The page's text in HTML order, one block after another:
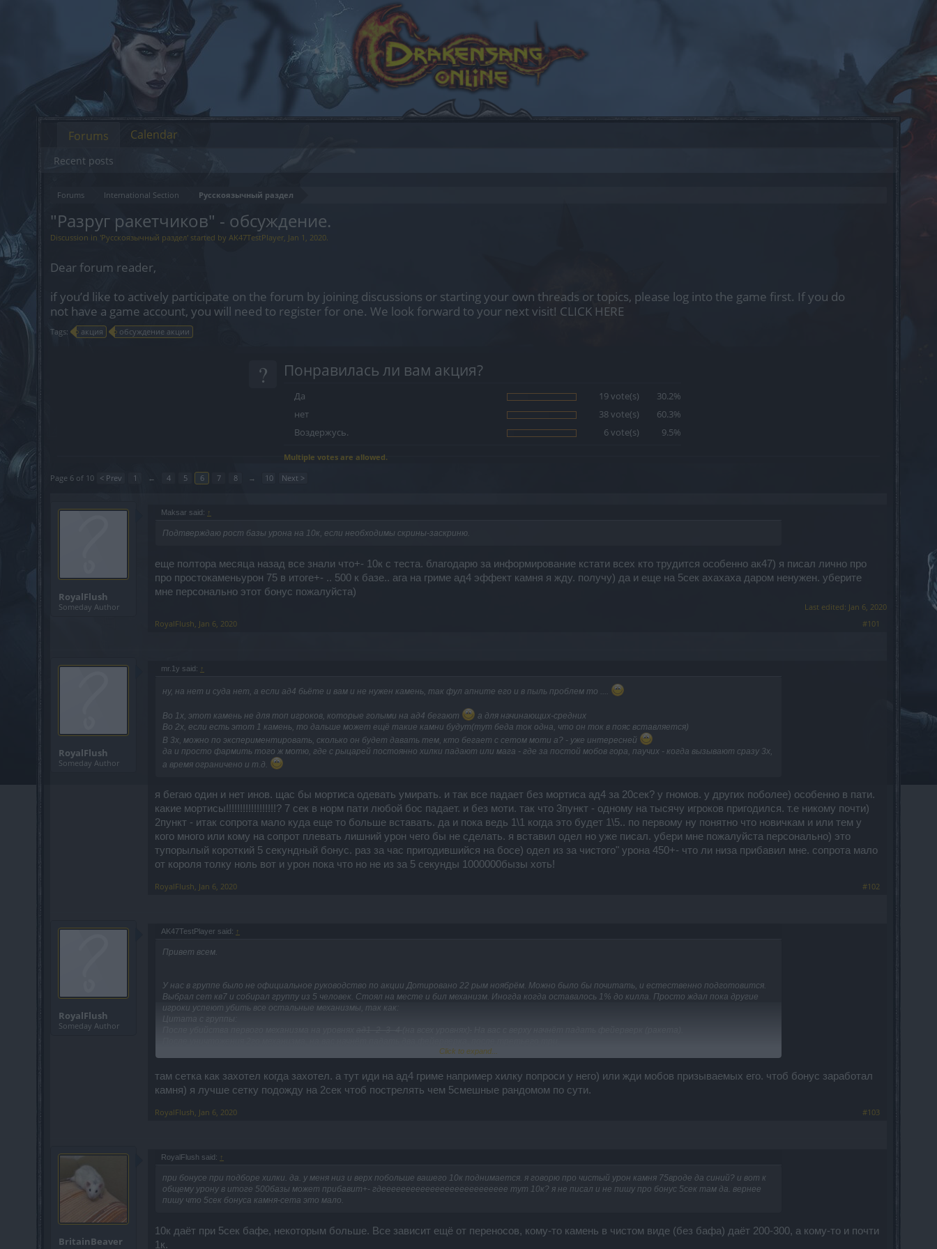
Forums International Section Русскоязычный раздел
"Разруг ракетчиков" - обсуждение.
Discussion in 'Русскоязычный раздел' started by AK47TestPlayer, Jan 1, 2020.
Dear forum reader,
if you’d like to actively participate on the forum by joining discussions or starting your own threads or topics, please log into the game first. If you do
not have a game account, you will need to register for one. We look forward to your next visit! CLICK HERE
Tags: акция обсуждение акции
? Понравилась ли вам акция?
Да 19 vote(s)
30.2%
нет
38 vote(s)
60.3%
Воздержусь.
6 vote(s) 9.5%
Multiple votes are allowed.
Page 6 of 10 < Prev 1 ← 4 5 6 7 8 → 10 Next >
RoyalFlush
Someday Author
Maksar said: ↑
Подтверждаю рост базы урона на 10к, если необходимы скрины-заскриню.
еще полтора месяца назад все знали что+- 10к с теста. благодарю за информирование кстати всех кто трудится особенно ак47) я писал лично про
про простокаменьурон 75 в итоге+- .. 500 к базе.. ага на гриме ад4 эффект камня я жду. получу) да и еще на 5сек ахахаха даром ненужен. уберите
мне персонально этот бонус пожалуйста)
Last edited: Jan 6, 2020
RoyalFlush Jan 6, 2020 #101
RoyalFlush
Someday Author
mr.1y said: ↑
ну, на нет и суда нет, а если ад4 бьёте и вам и не нужен камень, так фул апните его и в пыль проблем то ....
Во 1х, этот камень не для топ игроков, которые голыми на ад4 бегают
а для начинающих-средних
Во 2х, если есть этот 1 камень, то дальше может ещё такие камни будут(тут беда ток одна, что он ток в пояс вставляется)
В 3х, можно по экспериментировать, сколько он будет давать тем, кто бегает с сетом моти а? - уже интересней
да и просто фармить того ж мотю, где с рыцарей постоянно хилки падают или мага - где за постой мобов гора, паучих - когда вызывают сразу 3х,
а время ограничено и т.д.
я бегаю один и нет инов. щас бы мортиса одевать умирать. и так все падает без мортиса ад4 за 20сек? у гномов. у других поболее) особенно в пати.
какие мортисы!!!!!!!!!!!!!!!!!!? 7 сек в норм пати любой бос падает. и без моти. так что 3пункт - одному на тысячу игроков пригодился. т.е никому почти)
2пункт - итак сопрота мало куда еще то больше вставать. да и пока ведь 1\1 когда это будет 1\5.. по первому ну понятно что новичкам и или тем у
кого много или кому на сопрот плевать лишний урон чего бы не сделать. я вставил одел но уже писал. убери мне пожалуйста персонально) это
тупорылый короткий 5 секундный бонус. раз за час пригодившийся на босе) одел из за чистого" урона 450+- что ли низа прибавил мне. сопрота мало
от короля толку ноль вот и урон пока что но не из за 5 секунды 1000000бызы хоть!
RoyalFlush, Jan 6, 2020 #102
RoyalFlush
Someday Author
AK47TestPlayer said: ↑
Привет всем.
У нас в группе было не официальное руководство по акции Дотировано 22 рым ноябрём. Можно было бы почитать, и естественно подготовится.
Выбрал сет кв7 и собирал группу из 5 человек. Стоял на месте и бил механизм. Иногда когда оставалось 1% до килла. Просто ждал пока другие
игроки успеют убить все остальные механизмы, так как:
Цитата с группы:
Мы бы сразу хотели дать рекомендации игрокам которые будут проходить эту акцию.
— Перед тем как использовать плащ. См «видео обзор». Соберите по больше микстуры для прохода в лабораторию. Где-то в количестве 600
штук.
— Надев плащ, желательно ходить в группе из пяти игроков, так как действие плаща всего 3 часа, а самый выгодный вариант это 5 игроков в
группе.
Если речь про соло игру:
Прохождение соло, 3+: Тут мы сталкиваемся с проблемой появлением механизмов, время появление механизмов будет на много больше, если в игре
из 5 ти игроков — появляются по очередной сразу 4 механизма, то в игре из 3 или 4 игроков, время появление механизма будет продлено. В соло
игре вам придётся ждать на много больше. (примерно за всю зачистку 1 заход 15 минут) в то время как, в игре из 5-ти человек, у вас уйдёт не
Если речь про групповую игру из 5 игроков:
В группе из 5 человек: Активация механизмов, которые выпускают бомбы — очень быстрая, сначала появляется первый механизм, за ним второй и
Click to expand...
там сетка как захотел когда захотел. а тут иди на ад4 гриме например хилку попроси у него) или жди мобов призываемых его. чтоб бонус заработал
камня) я лучше сетку подожду на 2сек чтоб пострелять чем 5смешные рандомом по сути.
RoyalFlush Jan 6, 2020 #103
BritainBeaver
RoyalFlush said: ↑
при бонусе при подборе хилки. да. у меня низ и верх побольше вашего 10к поднимается. я говорю про чистый урон камня 75вроде да синий? и вот к
общему урону в итоге 500базы может прибавит+- гдееееееееееееееееееееееееее тут 10к? я не писал и не пишу про бонус 5сек там да. вернее
пишу что 5сек бонуса камня-сета это мало.
10к даёт при 5сек бафе, некоторым больше. Все зависит ещё от переносов, кому-то камень в чистом виде (без бафа) даёт 200-300, а кому-то и почти
1к.
Forums
Recent posts
Calendar